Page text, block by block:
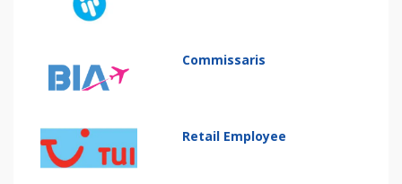
Commissaris
Retail Employee